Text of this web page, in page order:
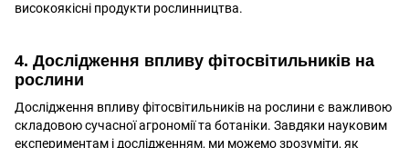
високоякісні продукти рослинництва.
4. Дослідження впливу фітосвітильників на
рослини
Дослідження впливу фітосвітильників на рослини є важливою
складовою сучасної агрономії та ботаніки. Завдяки науковим
експериментам і дослідженням, ми можемо зрозуміти, як